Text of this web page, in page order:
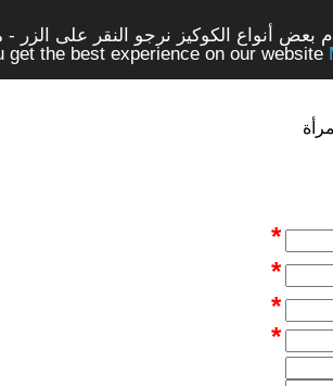
أنواع الكوكيز نرجو النقر على الزر
the best experience on our website
*
*
*
*